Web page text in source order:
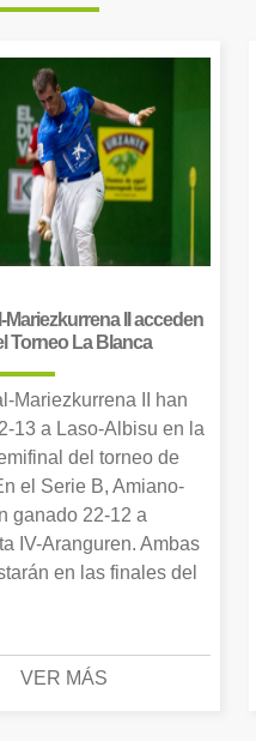
Mariezkurrena II acceden
Torneo La Blanca
Mariezkurrena II han
13 a Laso-Albisu en la
del torneo de
el Serie B, Amiano-
ganado 22-12 a
IV-Aranguren. Ambas
en las finales del
VER MÁS